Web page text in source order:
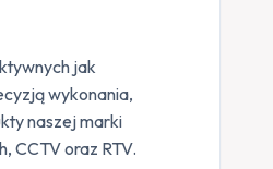
jak
wykonania,
naszej marki
CCTV oraz RTV.